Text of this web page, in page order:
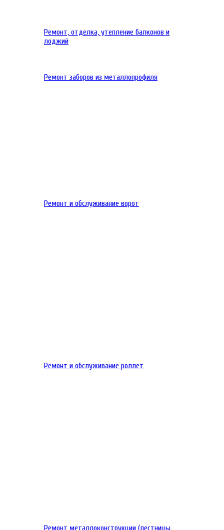
Ремонт, отделка, утепление балконов и
лоджий
Ремонт заборов из металлопрофиля
Ремонт и обслуживание ворот
Ремонт и обслуживание роллет
Ремонт металлоконструкции (лестницы,